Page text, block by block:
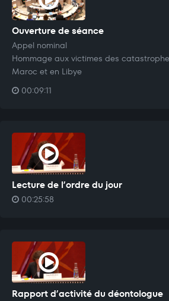
Ouverture de séance
Appel nominal
Hommage aux victimes des
Maroc et en Libye
00:09:11
Lecture de l’ordre du jour
00:25:58
Rapport d’activité du déontologue